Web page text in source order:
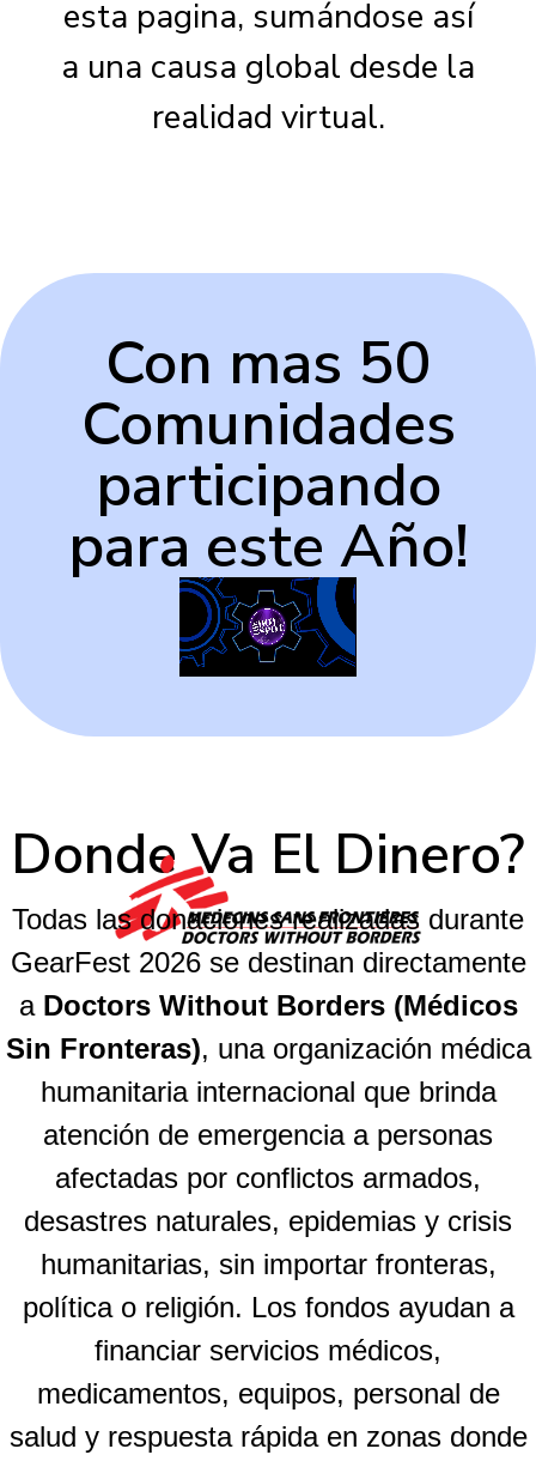
esta pagina, sumándose así
a una causa global desde la
realidad virtual.
Con mas 50
Comunidades
participando
para este Año!
Donde Va El Dinero?
Todas las donaciones realizadas durante
GearFest 2026 se destinan directamente
a Doctors Without Borders (Médicos
Sin Fronteras), una organización médica
humanitaria internacional que brinda
atención de emergencia a personas
afectadas por conflictos armados,
desastres naturales, epidemias y crisis
humanitarias, sin importar fronteras,
política o religión. Los fondos ayudan a
financiar servicios médicos,
medicamentos, equipos, personal de
salud y respuesta rápida en zonas donde